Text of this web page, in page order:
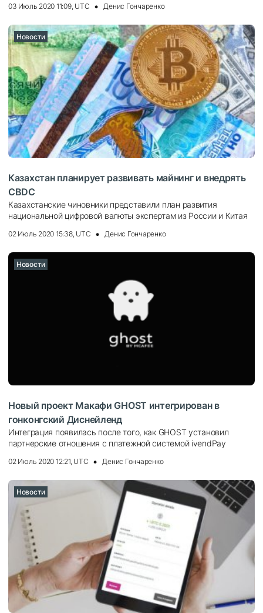
03 Июль 2020 11:09, UTC Денис Гончаренко
Новости
Казахстан планирует развивать майнинг и внедрять
CBDC
Казахстанские чиновники представили план развития
национальной цифровой валюты экспертам из России и Китая
02 Июль 2020 15:38, UTC Денис Гончаренко
Новости
Новый проект Макафи GHOST интегрирован в
гонконгский Диснейленд
Интеграция появилась после того, как GHOST установил
партнерские отношения с платежной системой ivendPay
02 Июль 2020 12:21, UTC Денис Гончаренко
Новости